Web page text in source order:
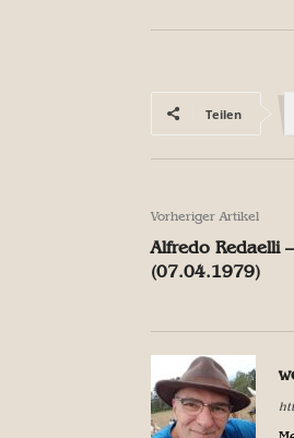
Teilen
Vorheriger Artikel
Alfredo Redaelli
(07.04.1979)